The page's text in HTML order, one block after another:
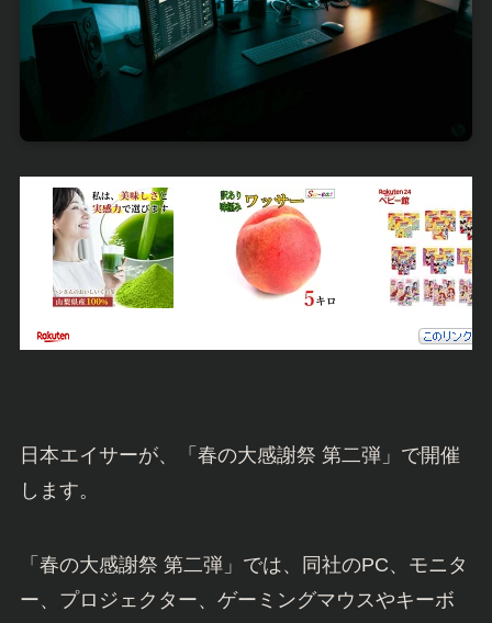
日本エイサーが、「春の大感謝祭 第二弾」で開催
します。
「春の大感謝祭 第二弾」では、同社のPC、モニタ
ー、プロジェクター、ゲーミングマウスやキーボ